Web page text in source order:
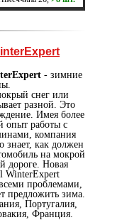
- зимние
снег или
разной. Это
Имея более
опыт работы с
компания
знает, как должен
на мокрой
дороге. Новая
WinterExpert
проблемами,
предложить зима.
Португалия,
Франция.